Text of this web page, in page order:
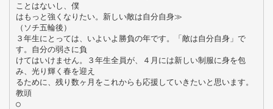
ことはないし、僕
はもっと強くなりたい。新しい敵は自分自身≫
（ソチ五輪後）
３年生にとっては、いよいよ勝負の年です。「敵は自分自身」で
す。自分の弱さに負
けてはいけません。３年生全員が、４月には新しい制服に身を包
み、光り輝く春を迎え
るために、残り数ヶ月をこれからも応援していきたいと思います。
教頭
○